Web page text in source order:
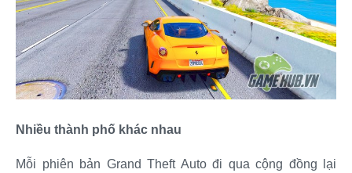
Nhiều thành phố khác nhau
Mỗi phiên bản Grand Theft Auto đi qua cộng đồng lại